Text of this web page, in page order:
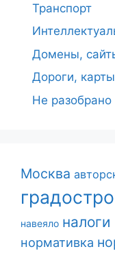
Транспорт
Домены,
Дороги,
Не разобрано
Москва
навеяло налоги
нормативка